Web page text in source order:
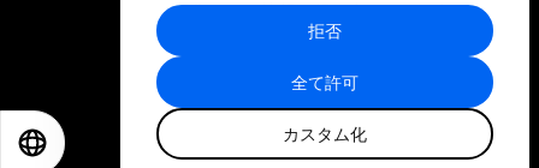
に収集された情報と組み合わされ、各パー
トナーによって使用されることがありま
す。
全て許可
カスタム化
拒否
プライバシーポリシーと利用規約
サイトマップ
©
世界経済フォーラム